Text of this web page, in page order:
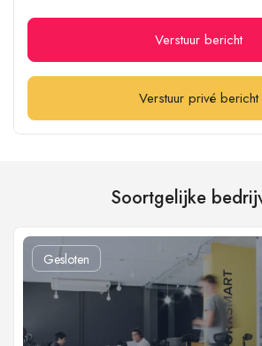
Verstuur bericht
Verstuur privé bericht
Soortgelijke
Gesloten